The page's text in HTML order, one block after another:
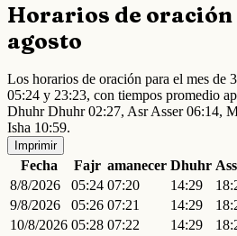
Horarios de oración
agosto
Los horarios de oración para el mes de
05:24 y 23:23, con tiempos promedio
Dhuhr Dhuhr 02:27, Asr Asser 06:14,
Isha 10:59.
Imprimir
Fecha Fajr amanecer Dhuhr
8/8/2026
05:24 07:20 14:29
9/8/2026
05:26 07:21 14:29
10/8/2026 05:28 07:22 14:29